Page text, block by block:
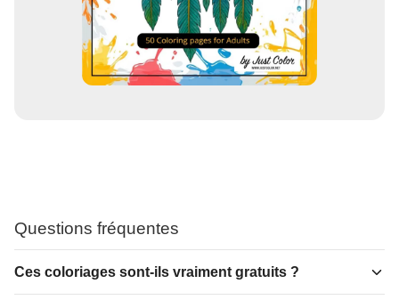
Questions fréquentes
Ces coloriages sont-ils vraiment gratuits ?